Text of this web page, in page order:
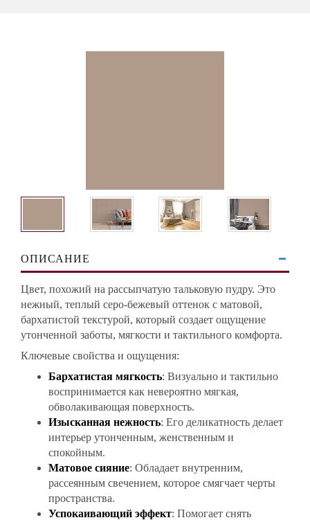
ОПИСАНИЕ
Цвет, похожий на рассыпчатую тальковую пудру. Это
нежный, теплый серо-бежевый оттенок с матовой,
бархатистой текстурой, который создает ощущение
утонченной заботы, мягкости и тактильного комфорта.
Ключевые свойства и ощущения:
Бархатистая мягкость: Визуально и тактильно
воспринимается как невероятно мягкая,
обволакивающая поверхность.
Изысканная нежность: Его деликатность делает
интерьер утонченным, женственным и
спокойным.
Матовое сияние: Обладает внутренним,
рассеянным свечением, которое смягчает черты
пространства.
Успокаивающий эффект: Помогает снять